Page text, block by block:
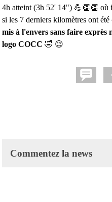
4h atteint (3h 52' 14") 💪👏👏 où
si les 7 derniers kilomètres ont
mis à l'envers sans faire exprès
logo COCC 🤣 😉
Commentez la news